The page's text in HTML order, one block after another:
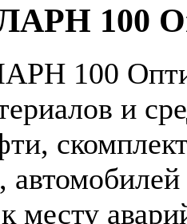
100
100
и
месту